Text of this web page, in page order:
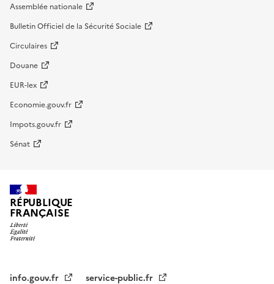
Assemblée nationale
Bulletin Officiel de la Sécurité Sociale
Circulaires
Douane
EUR-lex
Economie.gouv.fr
Impots.gouv.fr
Sénat
RÉPUBLIQUE
FRANÇAISE
info.gouv.fr service-public.fr